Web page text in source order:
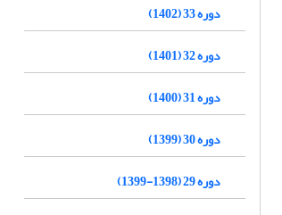
دوره 33 (1402)
دوره 32 (1401)
دوره 31 (1400)
دوره 30 (1399)
دوره 29 (1398-1399)